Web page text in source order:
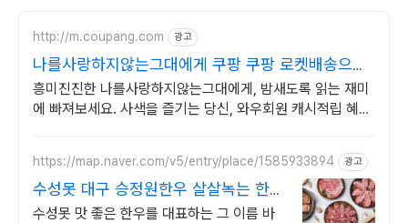
http://m.coupang.com 광고
나를사랑하지않는그대에게 쿠팡 쿠팡 로켓배송으로
빠르게
흥미진진한 나를사랑하지않는그대에게, 밤새도록 읽는 재미
에 빠져보세요. 사색을 즐기는 당신, 와우회원 캐시적립 혜택
https://map.naver.com/v5/entry/place/1585933894 광고
수성못 대구 승정원한우 살살녹는 한우
를 느껴보세요!
수성못 맛 좋은 한우를 대표하는 그 이름 바